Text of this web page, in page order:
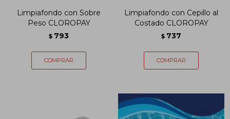
Limpiafondo con Sobre
Peso CLOROPAY
$ 793
Limpiafondo con Cepillo al
Costado CLOROPAY
$ 737